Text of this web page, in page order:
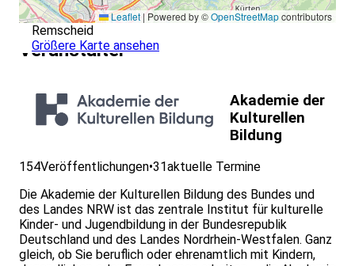
Leaflet | Powered by ©OpenStreetMapcontributors
Remscheid
Größere Karte ansehen
Veranstalter
Akademie der
Kulturellen
Bildung
154Veröffentlichungen•31aktuelle Termine
Die Akademie der Kulturellen Bildung des Bundes und
des Landes NRW ist das zentrale Institut für kulturelle
Kinder- und Jugendbildung in der Bundesrepublik
Deutschland und des Landes Nordrhein-Westfalen. Ganz
gleich, ob Sie beruflich oder ehrenamtlich mit Kindern,